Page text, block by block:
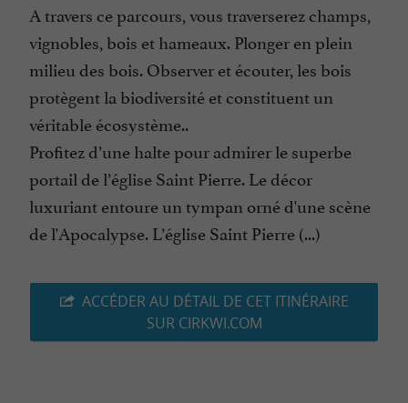
A travers ce parcours, vous traverserez champs,
vignobles, bois et hameaux. Plonger en plein
milieu des bois. Observer et écouter, les bois
protègent la biodiversité et constituent un
véritable écosystème..
Profitez d’une halte pour admirer le superbe
portail de l’église Saint Pierre. Le décor
luxuriant entoure un tympan orné d'une scène
de l'Apocalypse. L’église Saint Pierre (...)
ACCÉDER AU DÉTAIL DE CET ITINÉRAIRE
SUR CIRKWI.COM